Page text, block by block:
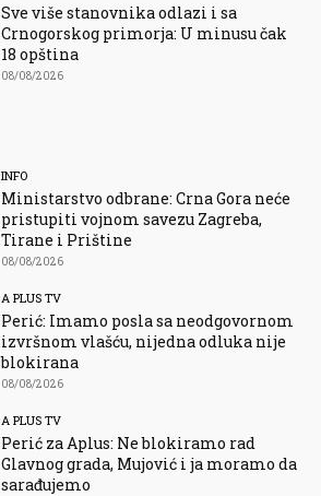
Sve više stanovnika odlazi i sa
Crnogorskog primorja: U minusu čak
18 opština
08/08/2026
INFO
Ministarstvo odbrane: Crna Gora neće
pristupiti vojnom savezu Zagreba,
Tirane i Prištine
08/08/2026
A PLUS TV
Perić: Imamo posla sa neodgovornom
izvršnom vlašću, nijedna odluka nije
blokirana
08/08/2026
A PLUS TV
Perić za Aplus: Ne blokiramo rad
Glavnog grada, Mujović i ja moramo da
sarađujemo